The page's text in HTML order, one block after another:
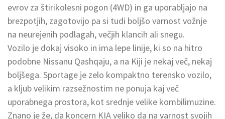
evrov za štirikolesni pogon (4WD) in ga uporabljajo na
brezpotjih, zagotovijo pa si tudi boljšo varnost vožnje
na neurejenih podlagah, večjih klancih ali snegu.
Vozilo je dokaj visoko in ima lepe linije, ki so na hitro
podobne Nissanu Qashqaju, a na Kiji je nekaj več, nekaj
boljšega. Sportage je zelo kompaktno terensko vozilo,
a kljub velikim razsežnostim ne ponuja kaj več
uporabnega prostora, kot srednje velike kombilimuzine.
Znano je že, da koncern KIA veliko da na varnost svojih